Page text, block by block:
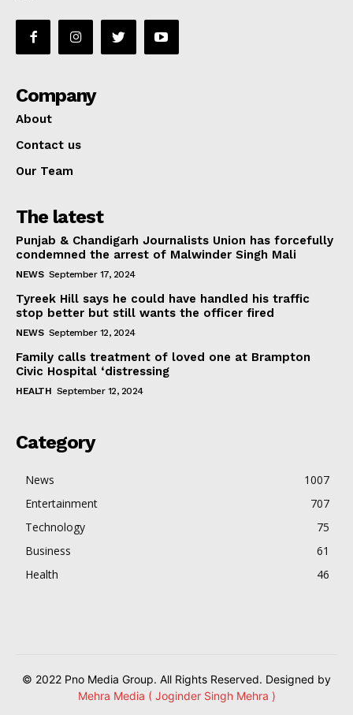
Company
About
Contact us
Our Team
The latest
Punjab & Chandigarh Journalists Union has forcefully
condemned the arrest of Malwinder Singh Mali
NEWS September 17, 2024
Tyreek Hill says he could have handled his traffic
stop better but still wants the officer fired
NEWS September 12, 2024
Family calls treatment of loved one at Brampton
Civic Hospital ‘distressing
HEALTH September 12, 2024
Category
News
1007
Entertainment
707
Technology
75
Business
61
Health
46
© 2022 Pno Media Group. All Rights Reserved. Designed by
Mehra Media ( Joginder Singh Mehra )